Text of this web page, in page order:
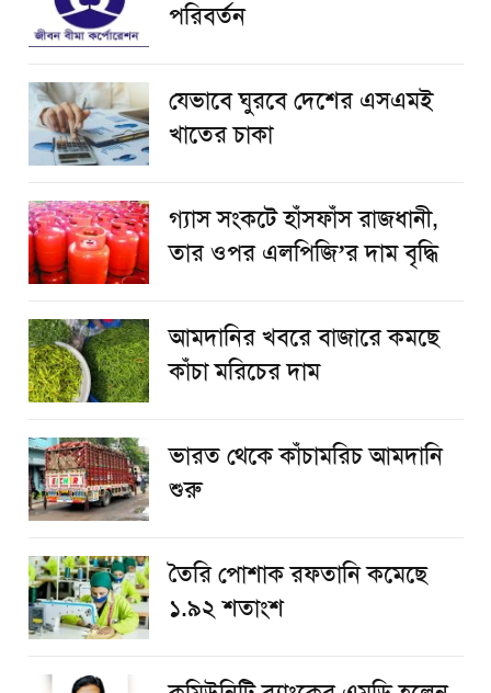
পরিবর্তন
যেভাবে ঘুরবে দেশের এসএমই
খাতের চাকা
গ্যাস সংকটে হাঁসফাঁস রাজধানী,
তার ওপর এলপিজি’র দাম বৃদ্ধি
আমদানির খবরে বাজারে কমছে
কাঁচা মরিচের দাম
ভারত থেকে কাঁচামরিচ আমদানি
শুরু
তৈরি পোশাক রফতানি কমেছে
১.৯২ শতাংশ